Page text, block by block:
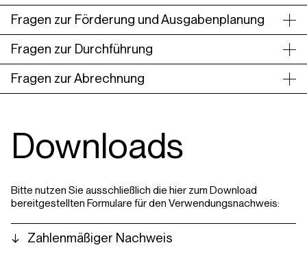
Fragen zur Förderung und Ausgabenplanung
Fragen zur Durchführung
Fragen zur Abrechnung
Downloads
Bitte nutzen Sie ausschließlich die hier zum Download
bereitgestellten Formulare für den Verwendungsnachweis:
Zahlenmäßiger Nachweis